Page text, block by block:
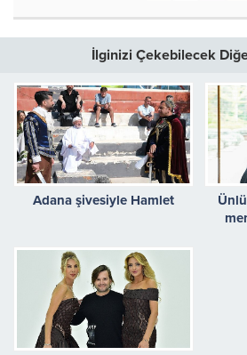
İlginizi Çekebilecek
Adana şivesiyle Hamlet